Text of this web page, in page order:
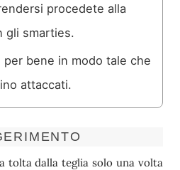
procedete alla
gli smarties.
per bene in modo tale che
attaccati.
tolta dalla teglia solo una volta